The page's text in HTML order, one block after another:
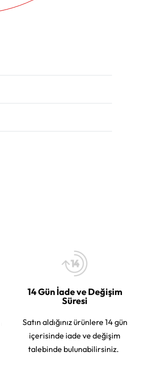
14 Gün İade ve Değişim
Süresi
Satın aldığınız ürünlere 14 gün
içerisinde iade ve değişim
talebinde bulunabilirsiniz.